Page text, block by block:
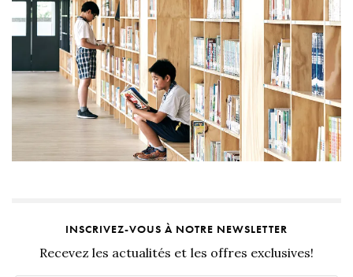
INSCRIVEZ-VOUS À NOTRE NEWSLETTER
Recevez les actualités et les offres exclusives!